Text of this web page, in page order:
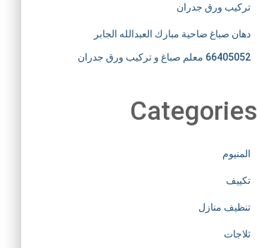
تركيب ورق جدران
دهان صباغ ضاحية مبارك العبدالله الجابر
66405052 معلم صباغ و تركيب ورق جدران
Categories
المنيوم
تكييف
تنظيف منازل
ثلاجات